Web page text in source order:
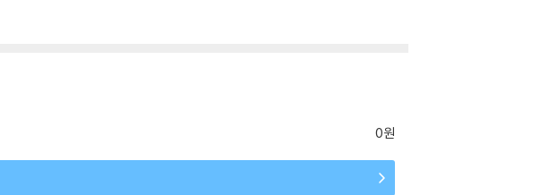
0원